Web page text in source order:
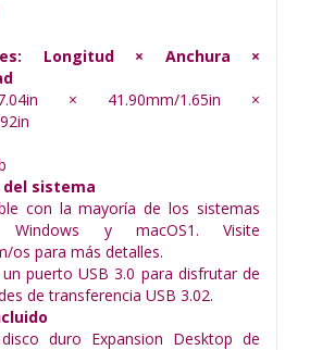
Longitud × Anchura ×
7.04in × 41.90mm/1.65in ×
sistema
con la mayoría de los sistemas
Windows y macOS1. Visite
os para más detalles.
puerto USB 3.0 para disfrutar de
de transferencia USB 3.02.
duro Expansion Desktop de